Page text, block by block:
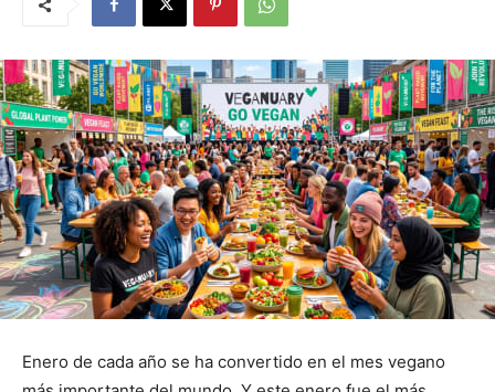
Enero de cada año se ha convertido en el mes vegano